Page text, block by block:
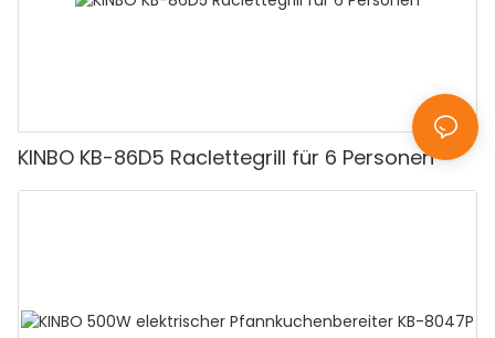
KINBO KB-86D5 Raclettegrill für 6 Personen